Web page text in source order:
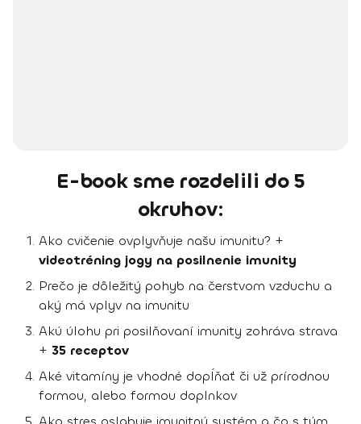
E-book sme rozdelili do 5
okruhov:
Ako cvičenie ovplyvňuje našu imunitu? +
videotréning jogy na posilnenie imunity
Prečo je dôležitý pohyb na čerstvom vzduchu a
aký má vplyv na imunitu
Akú úlohu pri posilňovaní imunity zohráva strava
+ 35 receptov
Aké vitamíny je vhodné dopĺňať či už prírodnou
formou, alebo formou doplnkov